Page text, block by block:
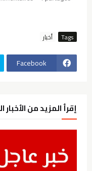
Tags أخبار
Facebook
إقرأ المزيد من الأخبار